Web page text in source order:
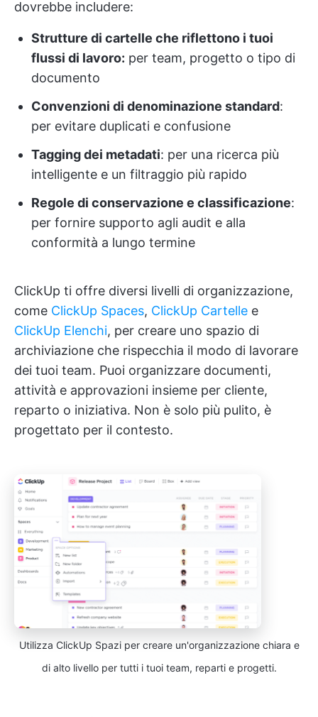
dovrebbe includere:
Strutture di cartelle che riflettono i tuoi
flussi di lavoro: per team, progetto o tipo di
documento
Convenzioni di denominazione standard:
per evitare duplicati e confusione
Tagging dei metadati: per una ricerca più
intelligente e un filtraggio più rapido
Regole di conservazione e classificazione:
per fornire supporto agli audit e alla
conformità a lungo termine
ClickUp ti offre diversi livelli di organizzazione,
come ClickUp Spaces, ClickUp Cartelle e
ClickUp Elenchi, per creare uno spazio di
archiviazione che rispecchia il modo di lavorare
dei tuoi team. Puoi organizzare documenti,
attività e approvazioni insieme per cliente,
reparto o iniziativa. Non è solo più pulito, è
progettato per il contesto.
Utilizza ClickUp Spazi per creare un'organizzazione chiara e
di alto livello per tutti i tuoi team, reparti e progetti.